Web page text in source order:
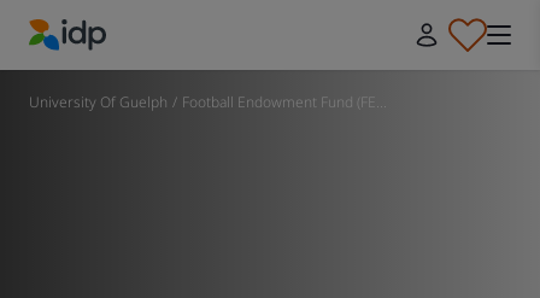
IDP Education
University Of Guelph / Football Endowment Fund (FE...